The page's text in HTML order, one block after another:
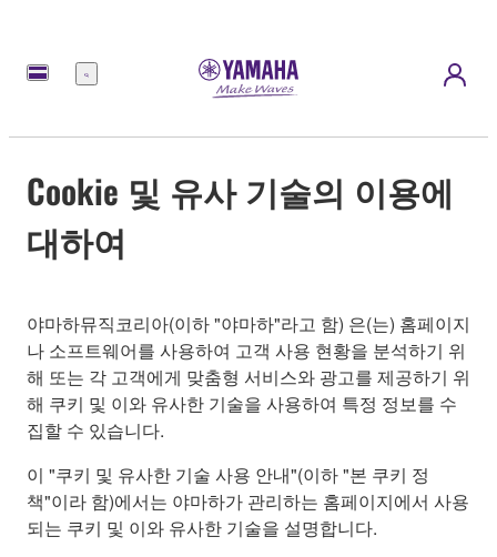
메
Cookie 및 유사 기술의 이용에
대하여
야마하뮤직코리아(이하 "야마하"라고 함) 은(는) 홈페이지
나 소프트웨어를 사용하여 고객 사용 현황을 분석하기 위
해 또는 각 고객에게 맞춤형 서비스와 광고를 제공하기 위
해 쿠키 및 이와 유사한 기술을 사용하여 특정 정보를 수
집할 수 있습니다.
이 "쿠키 및 유사한 기술 사용 안내"(이하 "본 쿠키 정
책"이라 함)에서는 야마하가 관리하는 홈페이지에서 사용
되는 쿠키 및 이와 유사한 기술을 설명합니다.